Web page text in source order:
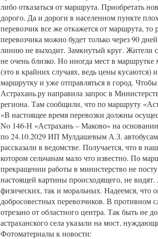
либо отказаться от маршрута. Приобретать
дорого. Да и дороги в населенном пункте
перевозчик все же откажется от маршрута, то
перевозчика можно будет только через 90
линию не выходит. Замкнутый круг. Жители
не очень близко. Но иногда мест в
(это в крайних случаях, ведь цены кусаются)
маршрутку и уже отправляться в город.
Астрахань.ру направила запрос в
региона. Там сообщили, что по маршруту
«В настоящее время перевозки должны
No 146-Н «Астрахань – Маково» на
по 24.10.2029 ИП Мулдашевым А.З.
рассказали в ведомстве. Получается, что в
котором сельчанам мало что известно. По
прекращении работы в министерство не
настоящей картины происходящего, не
физических, так и моральных. Надеемся, что
добросовестных перевозчиков. В противном
отрезано от областного центра. Так быть не
астраханского села указали на мост,
Фотоматериалы к новости: